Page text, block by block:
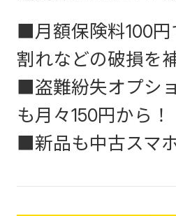
を除く）のお申込みをいただ
で、ご確認ください。
場合がありますので、ご確認くだ
返戻金等のお受取りにあたって
各種手数料とは別にかかります。
負担いただく費用は、通貨およ
いが異なりますので表示するこ
各金融機関の窓口でご確認くださ
外貨建保険のご購入または死亡給
お取扱いによりご負担いただく費
は別にかかります。外貨のお取扱
費用は、通貨および金融機関等に
すので表示することができませ
窓口でご確認ください。
変額保険は国内外の株式・債券等
績が保険金額や積立金額・将来の
がるため、株価や債券価格の下落
■月額保険料100
割れなどの破損を
■盗難紛失オプシ
も月々150円から！
■新品も中古スマ